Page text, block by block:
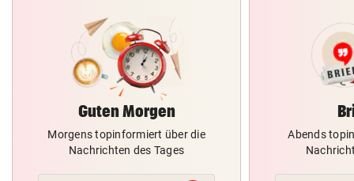
Guten Morgen
Morgens topinformiert über die
Nachrichten des Tages
Abends